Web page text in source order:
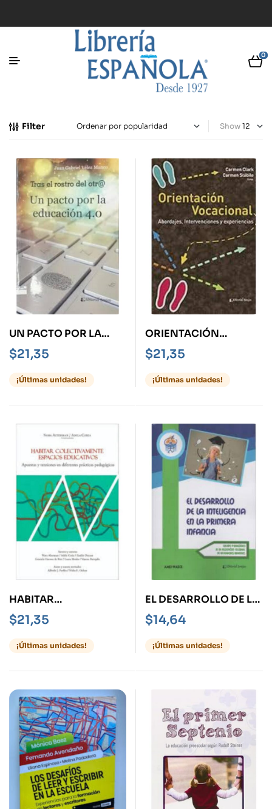
0
Filter Show
UN PACTO POR LA
EDUCACIÓN
$21,35
¡Últimas unidades!
ORIENTACIÓN
VOCACIONAL,
ABORDAJES,
INTERVERCIONES Y
$21,35
¡Últimas unidades!
HABITAR
COLECTIVAMENTE
ESPACIOS
EDUCATIVOS
$21,35
¡Últimas unidades!
EL DESARROLLO DE LA
INTELIGENCIA EN LA
PRIMERA INFANCIA
$14,64
¡Últimas unidades!